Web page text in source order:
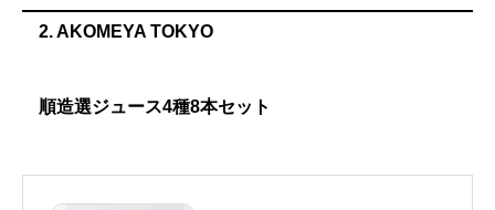
2. AKOMEYA TOKYO
順造選ジュース4種8本セット